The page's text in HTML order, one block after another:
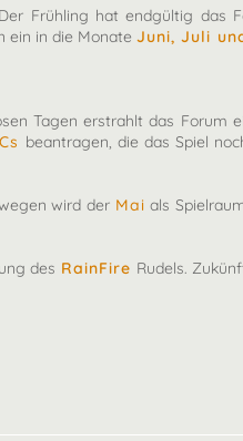
Frühling hat endgültig das
ein in die Monate Juni, Juli
Tagen erstrahlt das Forum
beantragen, die das Spiel
wird der Mai als
des RainFire Rudels.